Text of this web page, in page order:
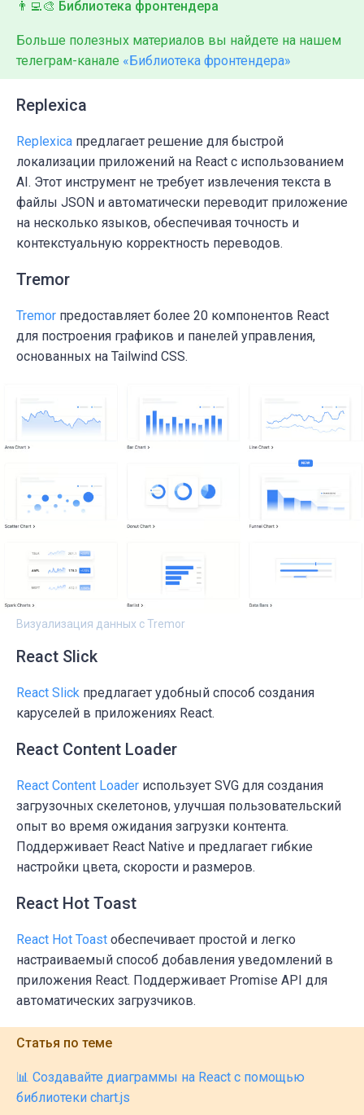
👨‍💻🎨 Библиотека фронтендера
Больше полезных материалов вы найдете на нашем
телеграм-канале «Библиотека фронтендера»
Replexica
Replexica предлагает решение для быстрой
локализации приложений на React с использованием
AI. Этот инструмент не требует извлечения текста в
файлы JSON и автоматически переводит приложение
на несколько языков, обеспечивая точность и
контекстуальную корректность переводов.
Tremor
Tremor предоставляет более 20 компонентов React
для построения графиков и панелей управления,
основанных на Tailwind CSS.
Визуализация данных с Tremor
React Slick
React Slick предлагает удобный способ создания
каруселей в приложениях React.
React Content Loader
React Content Loader использует SVG для создания
загрузочных скелетонов, улучшая пользовательский
опыт во время ожидания загрузки контента.
Поддерживает React Native и предлагает гибкие
настройки цвета, скорости и размеров.
React Hot Toast
React Hot Toast обеспечивает простой и легко
настраиваемый способ добавления уведомлений в
приложения React. Поддерживает Promise AP I для
автоматических загрузчиков.
Статья по теме
📊 Создавайте диаграммы на React с помощью
библиотеки chart.js